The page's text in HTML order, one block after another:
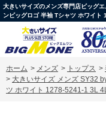
大きいサイズのメンズ専門店ビッグ
ンビッグロゴ 半袖 Tシャツ ホワイ
ホーム > メンズ > トップス >
> 大きいサイズ メンズ SY32
ツ ホワイト 1278-5241-1 3L